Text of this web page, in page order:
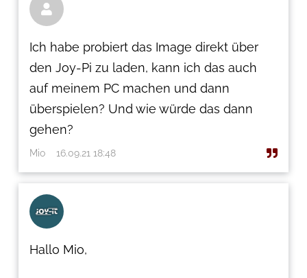

Ich habe probiert das Image direkt über
den Joy-Pi zu laden, kann ich das auch
auf meinem PC machen und dann
überspielen? Und wie würde das dann
gehen?
Mio 16.09.21 18:48
Hallo Mio,